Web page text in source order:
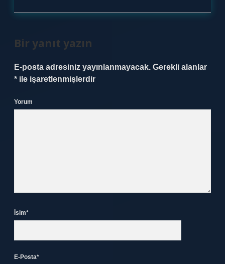
Bir yanıt yazın
E-posta adresiniz yayınlanmayacak. Gerekli alanlar
* ile işaretlenmişlerdir
Yorum
İsim*
E-Posta*